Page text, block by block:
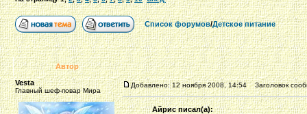
Список форумов/Детское питание
Автор
Vesta
Главный шеф-повар Мира
Добавлено: 12 ноября 2008, 14:54 Заголовок
Айрис писал(а):